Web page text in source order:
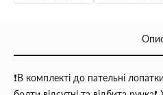
❗️В комплекті до пательні